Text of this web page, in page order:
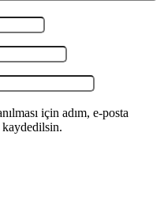
için adım, e-posta
kaydedilsin.